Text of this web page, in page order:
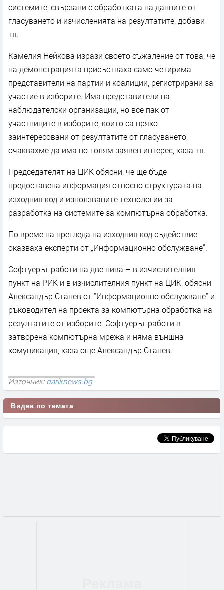
системите, свързани с обработката на данните от
гласуването и изчисленията на резултатите, добави
тя.
Камелия Нейкова изрази своето съжаление от това, че
на демонстрацията присъстваха само четирима
представители на партии и коалиции, регистрирани за
участие в изборите. Има представители на
наблюдателски организации, но все пак от
участниците в изборите, които са пряко
заинтересовани от резултатите от гласуването,
очаквахме да има по-голям заявен интерес, каза тя.
Председателят на ЦИК обясни, че ще бъде
предоставена информация относно структурата на
изходния код и използваните технологии за
разработка на системите за компютърна обработка.
По време на прегледа на изходния код съдействие
оказваха експерти от „Информационно обслужване“.
Софтуерът работи на две нива – в изчислителния
пункт на РИК и в изчислителния пункт на ЦИК, обясни
Александър Станев от "Информационно обслужване" и
ръководител на проекта за компютърна обработка на
резултатите от изборите. Софтуерът работи в
затворена компютърна мрежа и няма външна
комуникация, каза още Александър Станев.
Източник:dariknews.bg
Видеа по темата